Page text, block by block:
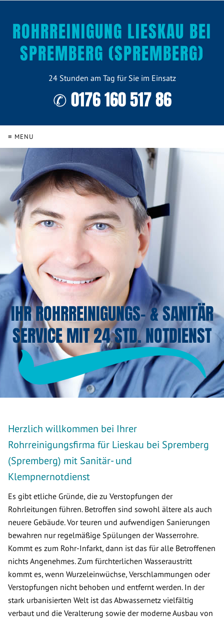
ROHRREINIGUNG LIESKAU BEI
SPREMBERG (SPREMBERG)
24 Stunden am Tag für Sie im Einsatz
✆ 0176 160 517 86
≡ MENU
IHR ROHRREINIGUNGS- & SANITÄR
SERVICE MIT 24 STD. NOTDIENST
Herzlich willkommen bei Ihrer
Rohrreinigungsfirma für Lieskau bei Spremberg
(Spremberg) mit Sanitär- und
Klempnernotdienst
Es gibt etliche Gründe, die zu Verstopfungen der
Rohrleitungen führen. Betroffen sind sowohl ältere als auch
neuere Gebäude. Vor teuren und aufwendigen Sanierungen
bewahren nur regelmäßige Spülungen der Wasserrohre.
Kommt es zum Rohr-Infarkt, dann ist das für alle Betroffenen
nichts Angenehmes. Zum fürchterlichen Wasseraustritt
kommt es, wenn Wurzeleinwüchse, Verschlammungen oder
Verstopfungen nicht behoben und entfernt werden. In der
stark urbanisierten Welt ist das Abwassernetz vielfältig
verbaut und die Veralterung sowie der moderne Ausbau von